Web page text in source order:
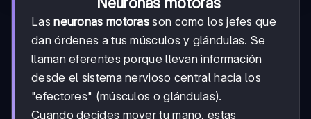
Lasneuronas motoras son como los jefes que
dan órdenes a tus músculos y glándulas. Se
llaman eferentes porque llevan información
desde el sistema nervioso central hacia los
"efectores" (músculos o glándulas).
Cuando decides mover tu mano, estas